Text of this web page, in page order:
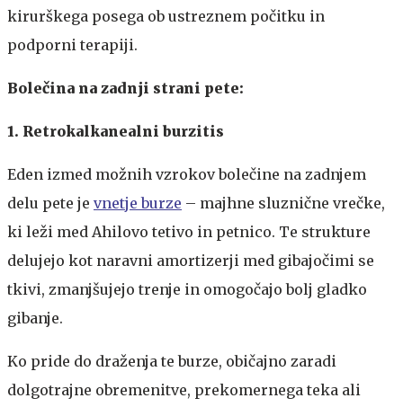
kirurškega posega ob ustreznem počitku in
podporni terapiji.
Bolečina na zadnji strani pete:
1. Retrokalkanealni burzitis
Eden izmed možnih vzrokov bolečine na zadnjem
delu pete je vnetje burze – majhne sluznične vrečke,
ki leži med Ahilovo tetivo in petnico. Te strukture
delujejo kot naravni amortizerji med gibajočimi se
tkivi, zmanjšujejo trenje in omogočajo bolj gladko
gibanje.
Ko pride do draženja te burze, običajno zaradi
dolgotrajne obremenitve, prekomernega teka ali